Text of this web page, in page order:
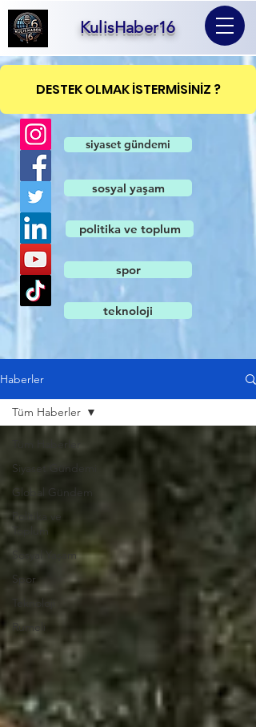
KulisHaber16
DESTEK OLMAK İSTERMİSİNİZ ?
siyaset gündemi
sosyal yaşam
politika ve toplum
spor
teknoloji
Haberler
Siyaset Gündemi
Global Gündem
Toplum
Sosyal Yaşam
Spor
Teknoloji
Rumeli
Tüm Haberler